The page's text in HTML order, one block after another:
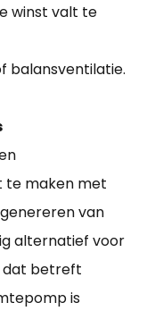
winst valt te
balansventilatie.
te maken met
van
alternatief voor
dat betreft
is